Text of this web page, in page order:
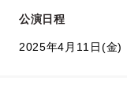
公演日程
2025年4月11日(金)